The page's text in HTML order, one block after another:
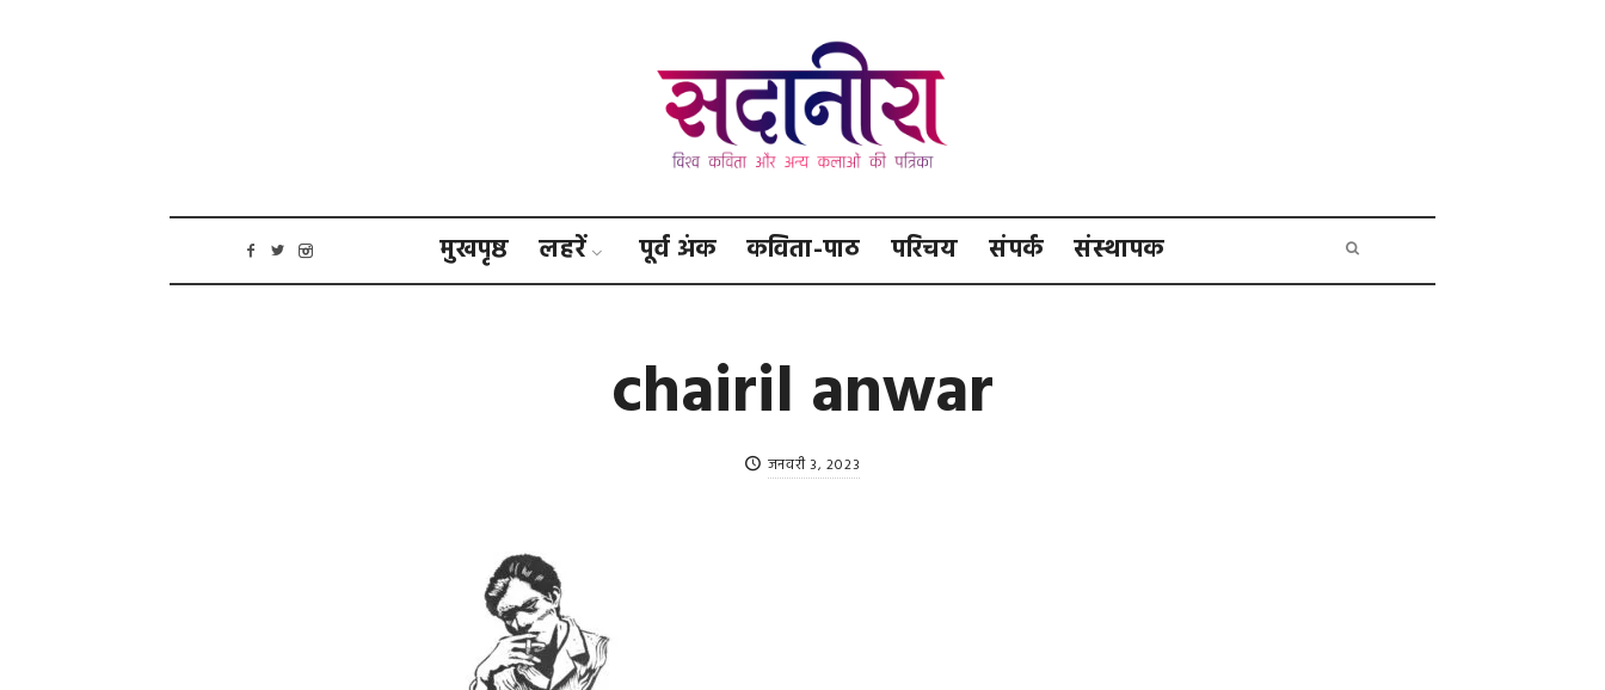
मुखपृष्ठ लहरें पूर्व अंक कविता-पाठ परिचय संपर्क संस्थापक
chairil anwar
जनवरी 3, 2023